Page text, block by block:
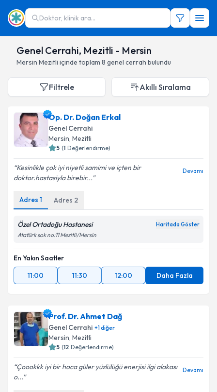
Doktor, klinik ara...
Genel Cerrahi, Mezitli - Mersin
Mersin Mezitli içinde toplam 8 genel cerrah bulundu
Filtrele Akıllı Sıralama
Op. Dr. Doğan Erkal
Genel Cerrahi
Mersin, Mezitli
5 (1 Değerlendirme)
Kesinlikle çok iyi niyetli samimi ve içten bir
doktor.hastasiyla birebir...
Devamı
Adres 1 Adres 2
Özel Ortadoğu Hastanesi Haritada Göster
Atatürk sok no:11 Mezitli/Mersin
En Yakın Saatler
11:00
11:30 12:00 Daha Fazla
Prof. Dr. Ahmet Dağ
Genel Cerrahi +1diğer
Mersin, Mezitli
5 (12 Değerlendirme)
Çoookkk iyi bir hoca güler yüzlülüğü enerjisi ilgi alakası
o...
Devamı